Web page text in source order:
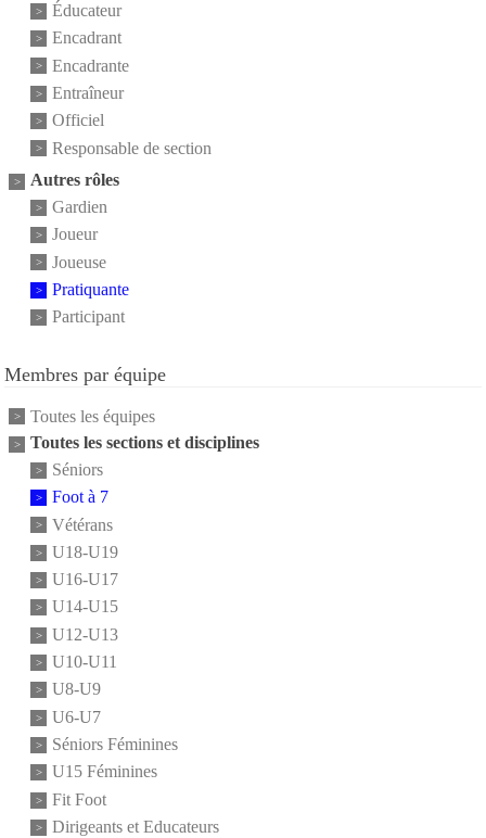
Éducateur
Encadrant
Encadrante
Entraîneur
Officiel
Responsable de section
Autres rôles
Gardien
Joueur
Joueuse
Pratiquante
Participant
Membres par équipe
Toutes les équipes
Toutes les sections et disciplines
Séniors
Foot à 7
Vétérans
U18-U19
U16-U17
U14-U15
U12-U13
U10-U11
U8-U9
U6-U7
Séniors Féminines
U15 Féminines
Fit Foot
Dirigeants et Educateurs